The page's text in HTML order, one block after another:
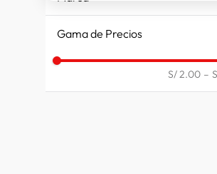
ALPHA
FABER-CASTELL
CRAYOLA
Gama de Precios
S/ 2.00 –